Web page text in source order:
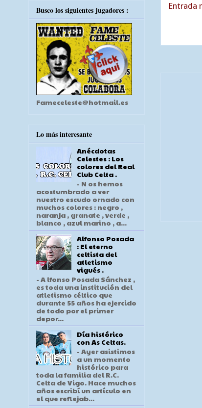
Entrada
Busco los siguientes jugadores :
Fameceleste@hotmail.es
Lo más interesante
Anécdotas
Celestes : Los
colores del Real
Club Celta .
- N os hemos
acostumbrado a ver
nuestro escudo ornado con
muchos colores : negro ,
naranja , granate , verde ,
blanco , azul marino , a...
Alfonso Posada
: El eterno
celtista del
atletismo
vigués .
- A lfonso Posada Sánchez ,
es toda una institución del
atletismo céltico que
durante 55 años ha ejercido
de todo por el primer
depor...
Día histórico
con As Celtas.
- Ayer asistimos
a un momento
histórico para
toda la familia del R.C.
Celta de Vigo. Hace muchos
años escribí un artículo en
el que reflejab...